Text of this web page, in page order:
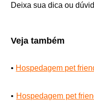
Deixa sua dica ou
Veja também
• Hospedagem pet
• Hospedagem pet